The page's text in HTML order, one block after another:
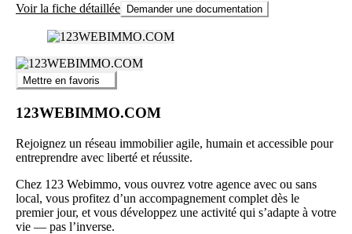
Voir la fiche détaillée Demander une documentation
Mettre en favoris
123WEBIMMO.COM
Rejoignez un réseau immobilier agile, humain et accessible pour
entreprendre avec liberté et réussite.
Chez 123 Webimmo, vous ouvrez votre agence avec ou sans
local, vous profitez d’un accompagnement complet dès le
premier jour, et vous développez une activité qui s’adapte à votre
vie — pas l’inverse.